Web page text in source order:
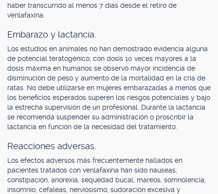
haber transcurrido al menos 7 días desde el retiro de
venlafaxina.
Embarazo y lactancia.
Los estudios en animales no han demostrado evidencia alguna
de potencial teratogénico; con dosis 10 veces mayores a la
dosis máxima en humanos se observó mayor incidencia de
disminución de peso y aumento de la mortalidad en la cría de
ratas. No debe utilizarse en mujeres embarazadas a menos que
los beneficios esperados superen los riesgos potenciales y bajo
la estrecha supervisión de un profesional. Durante la lactancia
se recomienda suspender su administración o proscribir la
lactancia en función de la necesidad del tratamiento.
Reacciones adversas.
Los efectos adversos más frecuentemente hallados en
pacientes tratados con venlafaxina han sido náuseas,
constipación, anorexia, sequedad bucal, mareos, somnolencia,
insomnio, cefaleas, nerviosismo, sudoración excesiva y